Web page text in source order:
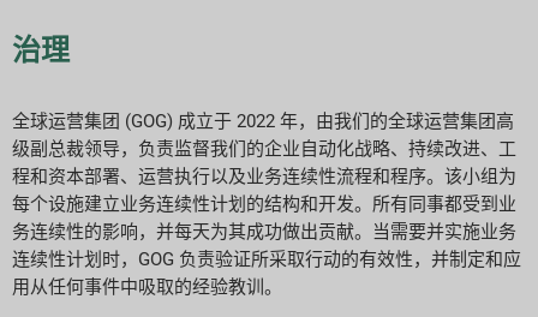
治理
全球运营集团 (GOG) 成立于 2022 年，由我们的全球运营集团高
级副总裁领导，负责监督我们的企业自动化战略、持续改进、工
程和资本部署、运营执行以及业务连续性流程和程序。该小组为
每个设施建立业务连续性计划的结构和开发。所有同事都受到业
务连续性的影响，并每天为其成功做出贡献。当需要并实施业务
连续性计划时，GOG 负责验证所采取行动的有效性，并制定和应
用从任何事件中吸取的经验教训。